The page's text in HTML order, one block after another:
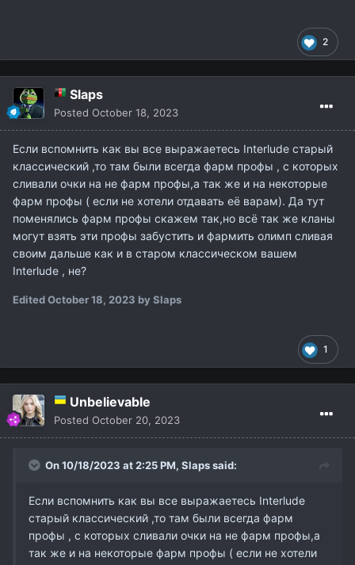
2
Slaps
Posted October 18, 2023
Если вспомнить как вы все выражаетесь Interlude старый
классический ,то там были всегда фарм профы , с которых
сливали очки на не фарм профы,а так же и на некоторые
фарм профы ( если не хотели отдавать её варам). Да тут
поменялись фарм профы скажем так,но всё так же кланы
могут взять эти профы забустить и фармить олимп сливая
своим дальше как и в старом классическом вашем
Interlude , не?
EditedOctober 18, 2023 by Slaps
1
Unbelievable
Posted October 20, 2023
On 10/18/2023 at 2:25 PM, Slapssaid:
Если вспомнить как вы все выражаетесь Interlude
старый классический ,то там были всегда фарм
профы , с которых сливали очки на не фарм профы,а
так же и на некоторые фарм профы ( если не хотели